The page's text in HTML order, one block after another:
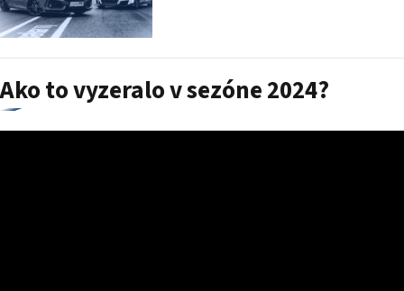
Ako to vyzeralo v sezóne 2024?